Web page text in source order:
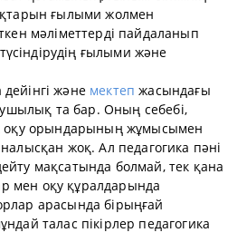
ғылыми жолмен
мәліметтерді пайдаланып
ғылыми және
және мектеп жасындағы
та бар. Оның себебі,
оқу орындарының жұмысымен
жоқ. Ал педагогика пәні
мақсатында болмай, тек қана
мен оқу құралдарында
арасында бірыңғай
талас пікірлер педагогика